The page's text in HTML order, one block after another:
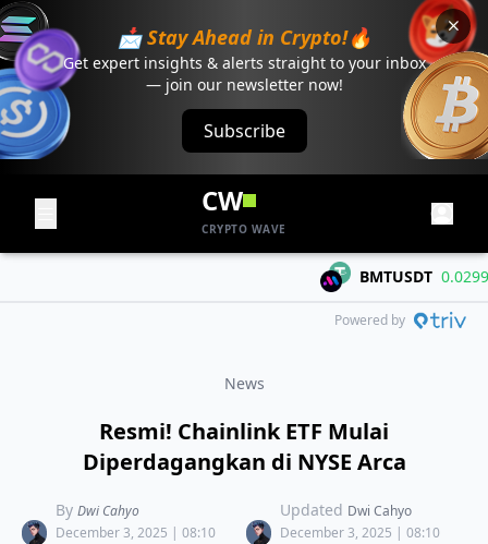
📩 Stay Ahead in Crypto!🔥
Get expert insights & alerts straight to your inbox
— join our newsletter now!
Subscribe
CW
CRYPTO WAVE
BMTUSDT 0.02995
Powered by
News
Resmi! Chainlink ETF Mulai
Diperdagangkan di NYSE Arca
By Dwi Cahyo
December 3, 2025 | 08:10
Updated Dwi Cahyo
December 3, 2025 | 08:10